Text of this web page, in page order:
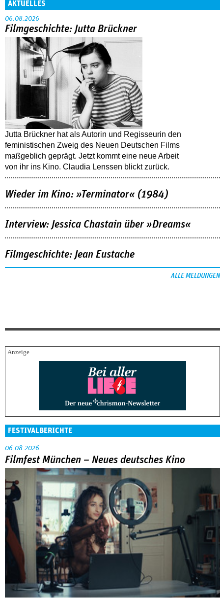
AKTUELLES
06.08.2026
Filmgeschichte: Jutta Brückner
Jutta Brückner hat als Autorin und Regisseurin den
feministischen Zweig des Neuen Deutschen Films
maßgeblich geprägt. Jetzt kommt eine neue Arbeit
von ihr ins Kino. Claudia Lenssen blickt zurück.
Wieder im Kino: »Terminator« (1984)
Interview: Jessica Chastain über »Dreams«
Filmgeschichte: Jean Eustache
ALLE MELDUNGEN
FESTIVALBERICHTE
06.08.2026
Filmfest München – Neues deutsches Kino